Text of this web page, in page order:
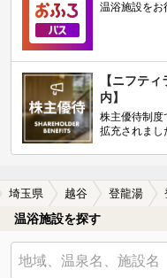
温浴施設をお
【ニフテ
内】
株主優待制度
拡充されまし
埼玉県 越谷 登龍湯
温浴施設を探す